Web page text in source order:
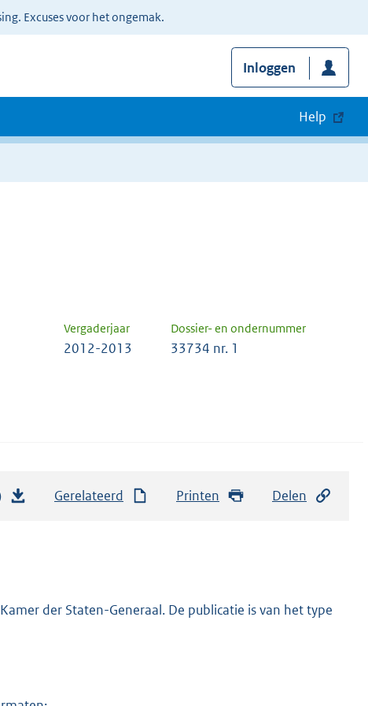
Excuses voor het ongemak.
Inloggen
Help
Vergaderjaar Dossier- en ondernummer
2012-2013 33734 nr. 1
n
Gerelateerd Printen Delen
der Staten-Generaal. De publicatie is van het type